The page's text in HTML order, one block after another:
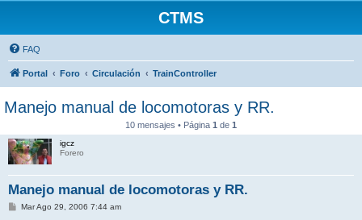
CTMS
FAQ
Portal Foro Circulación TrainController
Manejo manual de locomotoras y RR.
10 mensajes • Página 1 de 1
igcz
Forero
Manejo manual de locomotoras y RR.
MMar Ago 29, 2006 7:44 am